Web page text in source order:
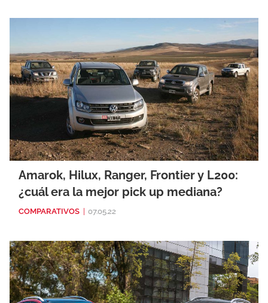
Amarok, Hilux, Ranger, Frontier y L200:
¿cuál era la mejor pick up mediana?
COMPARATIVOS 07.05.22